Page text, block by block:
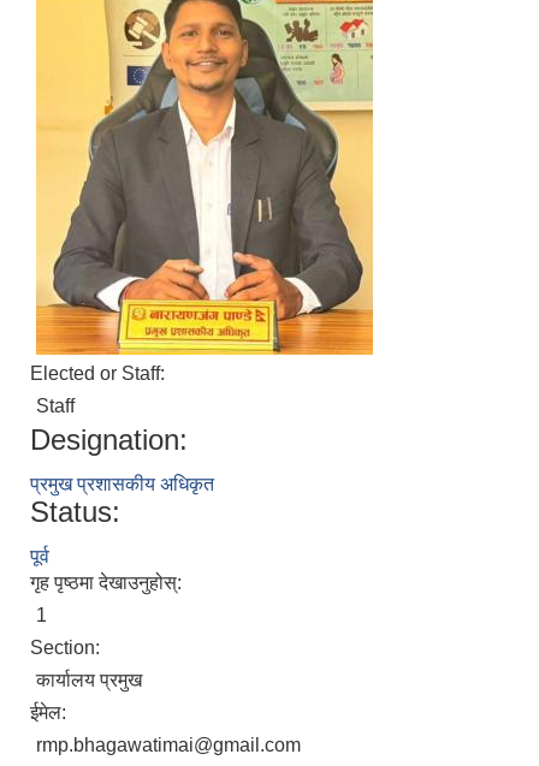
Elected or Staff:
Staff
Designation:
प्रमुख प्रशासकीय अधिकृत
Status:
पूर्व
गृह पृष्ठमा देखाउनुहोस्:
1
Section:
कार्यालय प्रमुख
ईमेल:
rmp.bhagawatimai@gmail.com